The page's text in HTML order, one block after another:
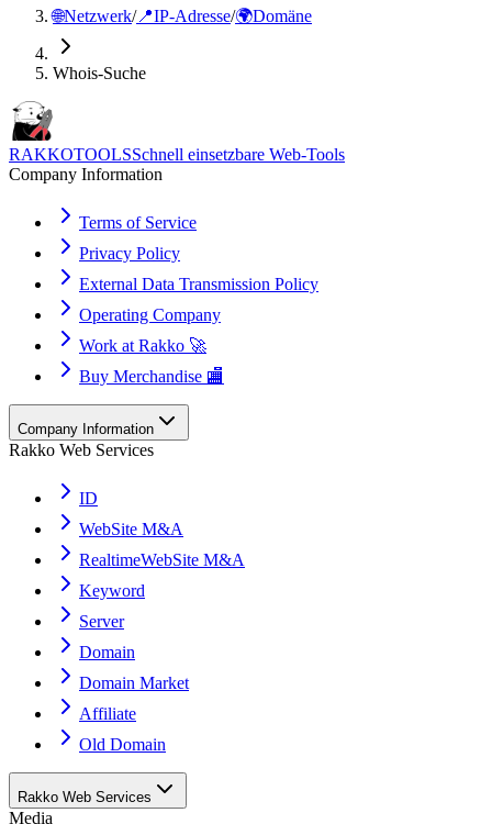
🌐Netzwerk/📍IP-Adresse/🌍Domäne
Whois-Suche
RAKKOTOOLSSchnell einsetzbare Web-Tools
Company Information
Terms of Service
Privacy Policy
External Data Transmission Policy
Operating Company
Work at Rakko 🚀
Buy Merchandise 🏬
Company Information
Rakko Web Services
ID
WebSite M&A
RealtimeWebSite M&A
Keyword
Server
Domain
Domain Market
Affiliate
Old Domain
Rakko Web Services
Media